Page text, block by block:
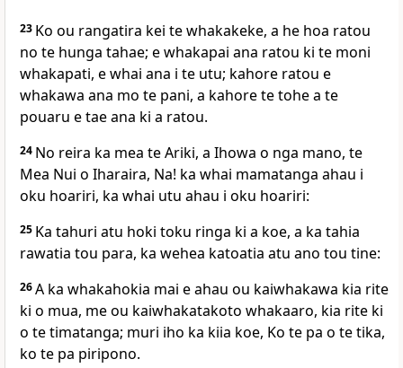
23 Ko ou rangatira kei te whakakeke, a he hoa ratou
no te hunga tahae; e whakapai ana ratou ki te moni
whakapati, e whai ana i te utu; kahore ratou e
whakawa ana mo te pani, a kahore te tohe a te
pouaru e tae ana ki a ratou.
24 No reira ka mea te Ariki, a Ihowa o nga mano, te
Mea Nui o Iharaira, Na! ka whai mamatanga ahau i
oku hoariri, ka whai utu ahau i oku hoariri:
25 Ka tahuri atu hoki toku ringa ki a koe, a ka tahia
rawatia tou para, ka wehea katoatia atu ano tou tine:
26A ka whakahokia mai e ahau ou kaiwhakawa kia rite
ki o mua, me ou kaiwhakatakoto whakaaro, kia rite ki
o te timatanga; muri iho ka kiia koe, Ko te pa o te tika,
ko te pa piripono.